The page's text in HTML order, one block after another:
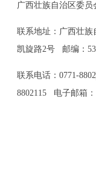
广西壮族自治区委员
联系地址：广西壮族
凯旋路2号 邮编：
联系电话：0771-
8802115 电子邮箱：